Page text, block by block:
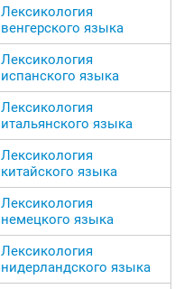
Лексикология
венгерского языка
Лексикология
испанского языка
Лексикология
итальянского языка
Лексикология
китайского языка
Лексикология
немецкого языка
Лексикология
нидерландского языка